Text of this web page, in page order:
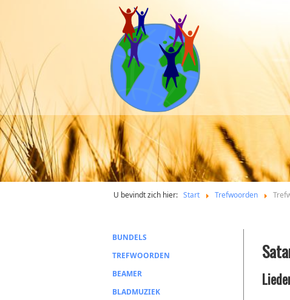
U bevindt zich hier: Start Trefwoorden
BUNDELS
TREFWOORDEN
BEAMER
BLADMUZIEK